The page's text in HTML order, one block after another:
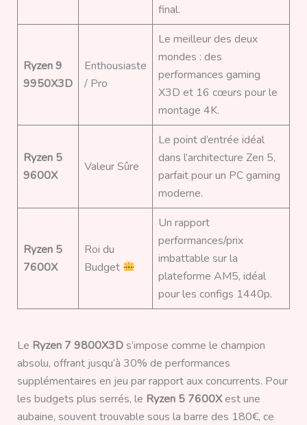
final.
Ryzen 9
9950X3D
Enthousiaste
/ Pro
Le meilleur des deux
mondes : des
performances gaming
X3D et 16 cœurs pour le
montage 4K.
Ryzen 5
9600X
Valeur Sûre
Le point d’entrée idéal
dans l’architecture Zen 5,
parfait pour un PC gaming
moderne.
Ryzen 5
7600X
Roi du
Budget
Un rapport
performances/prix
imbattable sur la
plateforme AM5, idéal
pour les configs 1440p.
Le Ryzen 7 9800X3Ds’impose comme le champion
absolu, offrant jusqu’à 30% de performances
supplémentaires en jeu par rapport aux concurrents. Pour
les budgets plus serrés, le Ryzen 5 7600Xest une
aubaine, souvent trouvable sous la barre des 180€, ce